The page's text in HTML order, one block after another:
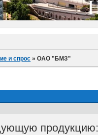
и спрос »ОАО "БМЗ"
продукцию: